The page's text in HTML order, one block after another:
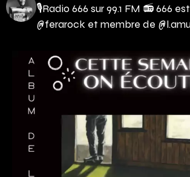
🎙Radio 666 sur 99.1 FM 📻666
@ferarock et membre de